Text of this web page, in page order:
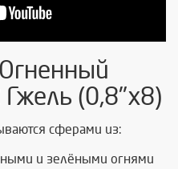
(0,8"х8)
сферами из:
и зелёными огнями